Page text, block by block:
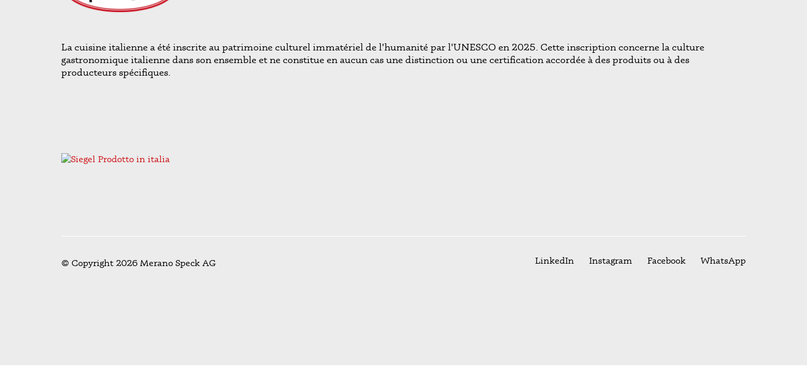
La cuisine italienne a été inscrite au patrimoine culturel immatériel de l'humanité par l'UNESCO en 2025. Cette inscription concerne la culture
gastronomique italienne dans son ensemble et ne constitue en aucun cas une distinction ou une certification accordée à des produits ou à des
producteurs spécifiques.
LinkedIn Instagram Facebook WhatsApp
© Copyright 2026 Merano Speck AG